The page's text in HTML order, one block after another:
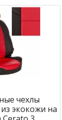
чехлы
экокожи на